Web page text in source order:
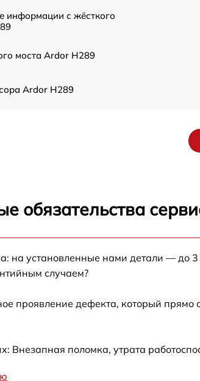
информации с жёсткого
моста Ardor H289
Ardor H289
платы Ardor H289
обязательства
на установленные нами детали — до 3
случаем?
проявление дефекта, который
Внезапная поломка, утрата